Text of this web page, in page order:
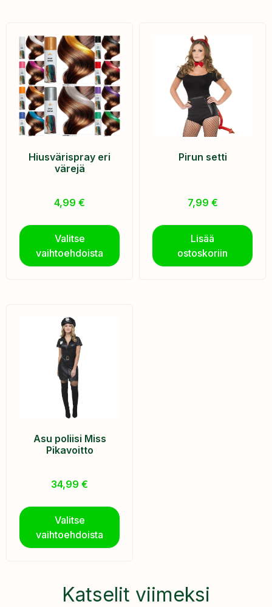
Hiusvärispray eri
värejä
4,99 €
Valitse
vaihtoehdoista
Pirun setti
7,99 €
Lisää
ostoskoriin
Asu poliisi Miss
Pikavoitto
34,99 €
Valitse
vaihtoehdoista
Katselit viimeksi